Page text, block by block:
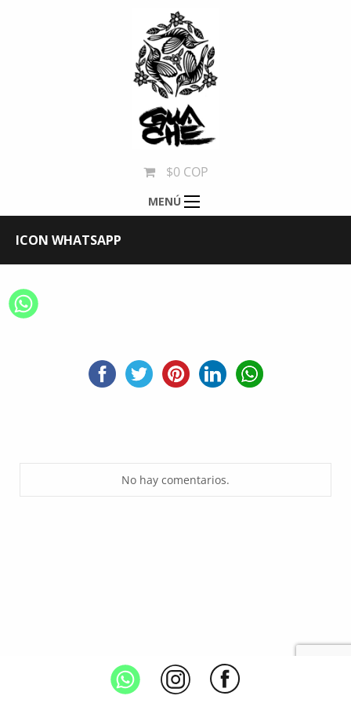
$0 COP
MENÚ
ICON WHATSAPP
No hay comentarios.